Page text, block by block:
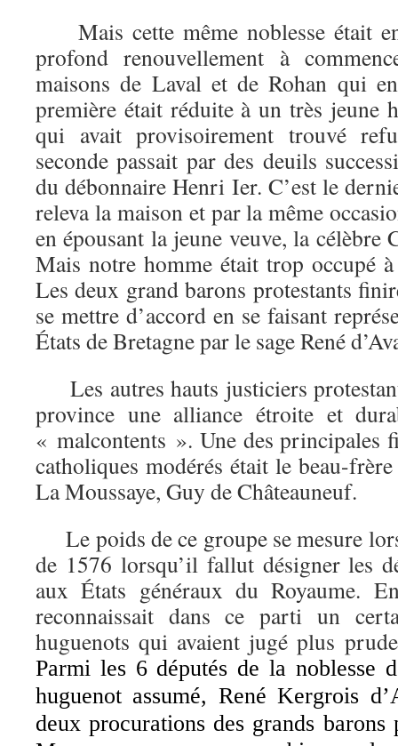
Mais cette même noblesse était
profond renouvellement à
maisons de Laval et de Rohan qui
première était réduite à un très jeune
qui avait provisoirement trouvé
seconde passait par des deuils
du débonnaire Henri Ier. C’est le
releva la maison et par la même
en épousant la jeune veuve, la célèbre
Mais notre homme était trop occupé
Les deux grand barons protestants
se mettre d’accord en se faisant
États de Bretagne par le sage René
Les autres hauts justiciers
province une alliance étroite et
« malcontents ». Une des principales
catholiques modérés était le beau-
La Moussaye, Guy de Châteauneuf.
Le poids de ce groupe se mesure
de 1576 lorsqu’il fallut désigner les
aux États généraux du Royaume.
reconnaissait dans ce parti un
huguenots qui avaient jugé plus
Parmi les 6 députés de la noblesse
huguenot assumé, René Kergrois
deux procurations des grands barons